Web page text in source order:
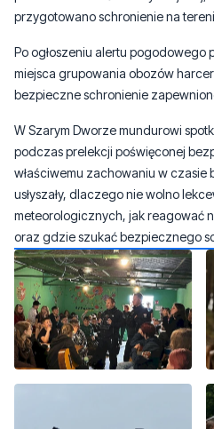
Podobne działania podjęto w
przeniesiono do świetlicy wiejskiej,
przygotowano schronienie na
miejsca grupowania obozów
bezpieczne schronienie
W Szarym Dworze mundurowi
podczas prelekcji poświęconej
właściwemu zachowaniu w czasie
usłyszały, dlaczego nie wolno
meteorologicznych, jak reagować
oraz gdzie szukać bezpiecznego